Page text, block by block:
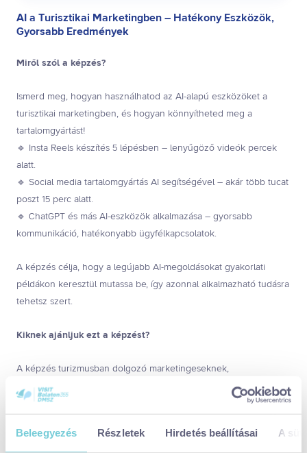
Beleegyezés Részletek Hirdetés beállításai A
AI a Turisztikai Marketingben – Hatékony Eszközök,
Gyorsabb Eredmények
Miről szól a képzés?
Ismerd meg, hogyan használhatod az AI-alapú eszközöket a
turisztikai marketingben, és hogyan könnyítheted meg a
tartalomgyártást!
🔹 Insta Reels készítés 5 lépésben – lenyűgöző videók percek
alatt.
🔹 Social media tartalomgyártás AI segítségével – akár több tucat
poszt 15 perc alatt.
🔹 ChatGPT és más AI-eszközök alkalmazása – gyorsabb
kommunikáció, hatékonyabb ügyfélkapcsolatok.
A képzés célja, hogy a legújabb AI-megoldásokat gyakorlati
példákon keresztül mutassa be, így azonnal alkalmazható tudásra
tehetsz szert.
Kiknek ajánljuk ezt a képzést?
A képzés turizmusban dolgozó marketingeseknek,
szolgáltatóknak és vállalkozóknak szól, akik:
✔️ Nyitottak az AI-alapú eszközök használatára és szeretnék saját
✔️ Szeretnének lépést tartani a technológiai fejlődéssel és